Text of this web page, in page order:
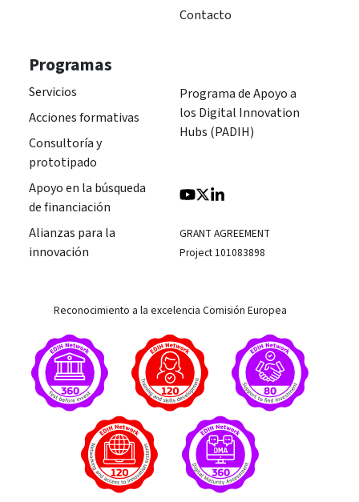
Contacto
Programas
Servicios
Acciones formativas
Consultoría y
prototipado
Apoyo en la búsqueda
de financiación
Alianzas para la
innovación
Programa de Apoyo a
los Digital Innovation
Hubs (PADIH)
GRANT AGREEMENT
Project 101083898
Reconocimiento a la excelencia Comisión Europea